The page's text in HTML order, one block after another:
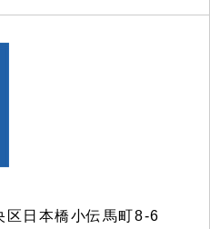
日本橋小伝馬町8-6